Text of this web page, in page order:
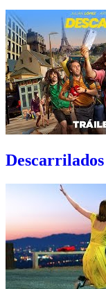
Descarrilados